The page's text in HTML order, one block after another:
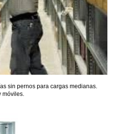
sin pernos para cargas medianas.
móviles.